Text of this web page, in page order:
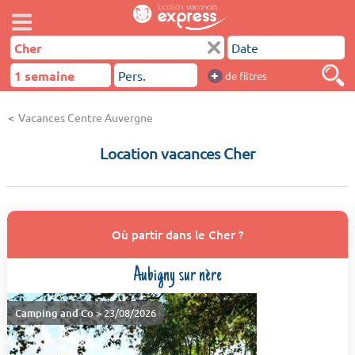
+ de filtres
Vacances Centre Auvergne
Location vacances Cher
Où partir dans le Cher ?
Aubigny sur nère
Camping and Co> 23/08/2026